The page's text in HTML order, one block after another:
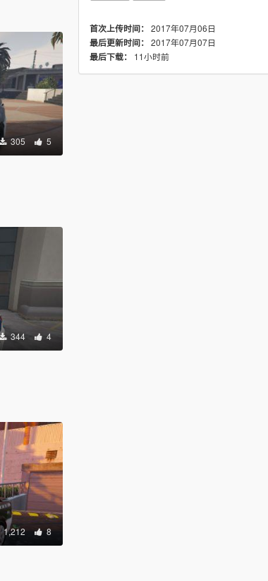
305 5
344 4
1,212 8
首次上传时间： 2017年07月06日
最后更新时间： 2017年07月07日
最后下载：
11小时前